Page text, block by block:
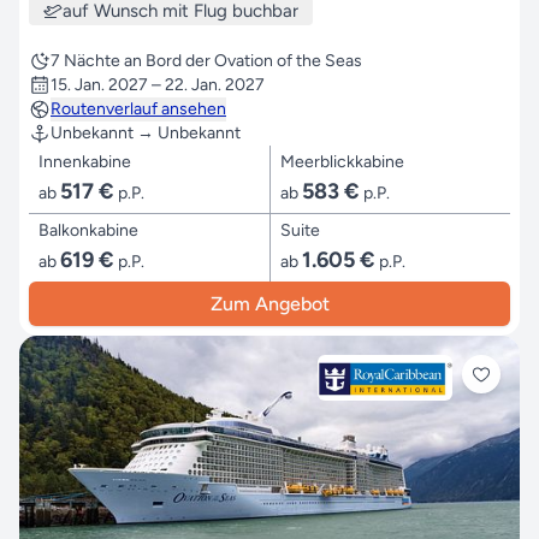
auf Wunsch mit Flug buchbar
7 Nächte an Bord der Ovation of the Seas
15. Jan. 2027 – 22. Jan. 2027
Routenverlauf ansehen
Unbekannt → Unbekannt
Innenkabine
ab 517 € p.P.
Meerblickkabine
ab 583 € p.P.
Balkonkabine
ab619 € p.P.
Suite
ab1.605 € p.P.
Zum Angebot